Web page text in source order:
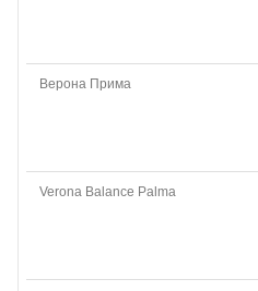
Верона Прима
Verona Balance Palma